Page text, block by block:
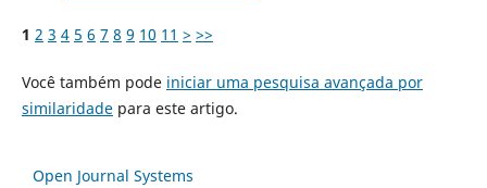
1 2 3 4 5 6 7 8 9 10 11 > >>
Você também pode iniciar uma pesquisa avançada por
similaridadepara este artigo.
Open Journal Systems